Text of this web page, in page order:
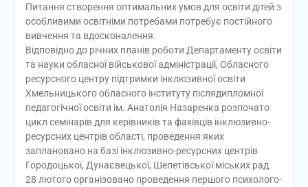
Питання створення оптимальних умов для освіти дітей з
особливими освітніми потребами потребує постійного
вивчення та вдосконалення.
Відповідно до річних планів роботи Департаменту освіти
та науки обласної військової адміністрації, Обласного
ресурсного центру підтримки інклюзивної освіти
Хмельницького обласного інституту післядипломної
педагогічної освіти ім. Анатолія Назаренка розпочато
цикл семінарів для керівників та фахівців інклюзивно-
ресурсних центрів області, проведення яких
заплановано на базі інклюзивно-ресурсних центрів
Городоцької, Дунаєвецької, Шепетівської міських рад.
28 лютого організовано проведення першого психолого-